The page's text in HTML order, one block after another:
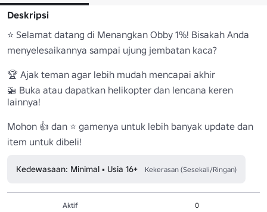
Deskripsi
⭐️ Selamat datang di Menangkan Obby 1%! Bisakah Anda
menyelesaikannya sampai ujung jembatan kaca?
🏆 Ajak teman agar lebih mudah mencapai akhir
🚁 Buka atau dapatkan helikopter dan lencana keren
lainnya!
Mohon 👍 dan ⭐️ gamenya untuk lebih banyak update dan
item untuk dibeli!
Kedewasaan: Minimal • Usia 16+ Kekerasan (Sesekali/Ringan)
Aktif
0